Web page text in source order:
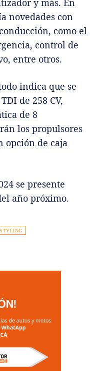
y más. En
novedades con
como el
control de
entre otros.
indica que se
de 258 CV,
de 8
los propulsores
opción de caja
se presente
año próximo.